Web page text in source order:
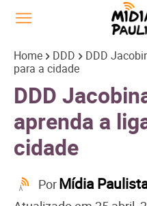
Home DDD
DDD
para a cidade
DDD
aprenda a
cidade
PorMídia